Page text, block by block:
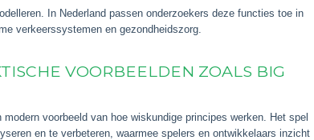
In Nederland passen onderzoekers deze functies toe in
verkeerssystemen en gezondheidszorg.
VOORBEELDEN ZOALS BIG
voorbeeld van hoe wiskundige principes werken. Het spel
en te verbeteren, waarmee spelers en ontwikkelaars inzicht